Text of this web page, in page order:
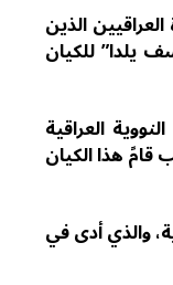
الذين
يلدا” للكيان
العراقية
قامً هذا الكيان
والذي أدى في